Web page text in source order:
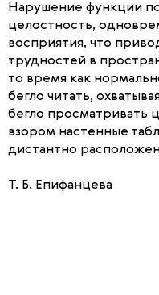
Нарушение функции
целостность,
восприятия, что
трудностей в
то время как
бегло читать,
бегло просматривать
взором настенные
дистантно
Т. Б. Епифанцева